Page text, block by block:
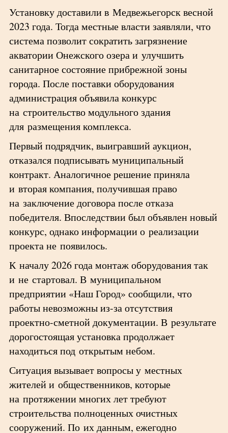
Установку доставили в Медвежьегорск весной
2023 года. Тогда местные власти заявляли, что
система позволит сократить загрязнение
акватории Онежского озера и улучшить
санитарное состояние прибрежной зоны
города. После поставки оборудования
администрация объявила конкурс
на строительство модульного здания
для размещения комплекса.
Первый подрядчик, выигравший аукцион,
отказался подписывать муниципальный
контракт. Аналогичное решение приняла
и вторая компания, получившая право
на заключение договора после отказа
победителя. Впоследствии был объявлен новый
конкурс, однако информации о реализации
проекта не появилось.
К началу 2026 года монтаж оборудования так
и не стартовал. В муниципальном
предприятии «Наш Город» сообщили, что
работы невозможны из-за отсутствия
проектно-сметной документации. В результате
дорогостоящая установка продолжает
находиться под открытым небом.
Ситуация вызывает вопросы у местных
жителей и общественников, которые
на протяжении многих лет требуют
строительства полноценных очистных
сооружений. По их данным, ежегодно